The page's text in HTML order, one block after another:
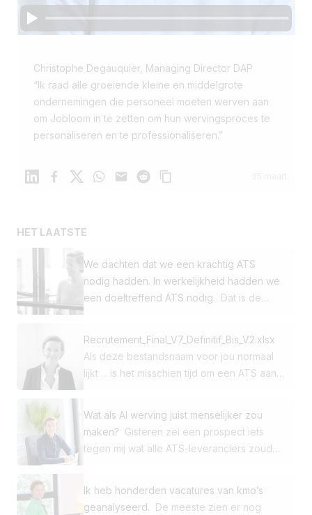
Christophe Degauquier, Managing Director DAP
“Ik raad alle groeiende kleine en middelgrote
ondernemingen die personeel moeten werven aan
om Jobloom in te zetten om hun wervingsproces te
personaliseren en te professionaliseren.”
LinkedinFacebook
X WhatsApp
Mail Reddit
HET LAATSTE
We dachten dat we een krachtig ATS
nodig hadden. In werkelijkheid hadden we
een doeltreffend ATS nodig. Dat is de
Workday naar Jobloom. Dit mkb-bedrijf
gebruikte onze werkenbij-site en onze
multiposting-oplossing al. Voor zijn ATS had
gekozen. Toch was het in de dagelijkse
praktijk niet de kracht die het verschil
maakte. Het was de eenvoud, de snelheid
Recrutement_Final_V7_Definitif_Bis_V2.xlsx
Als deze bestandsnaam voor jou normaal
lijkt ... is het misschien tijd om een ATS aan
➡️ 4 wervingen tegelijk ➡️ Cv's in Outlook
of in Dropbox-mappen ➡️ Opmerkingen in
zijn schrift ➡️ Managers die vragen:
tijd kwijt aan het beheren van uw bestand
dan aan het werven. Het probleem is niet
Wat als AI werving juist menselijker zou
maken? Gisteren zei een prospect iets
tegen mij wat alle ATS-leveranciers zouden
Ik heb honderden vacatures van kmo’s
geanalyseerd. De meeste zien er nog